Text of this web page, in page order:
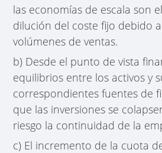
las economías de escala son
dilución del coste fijo debido
volúmenes de ventas.
b) Desde el punto de vista
equilibrios entre los activos y
correspondientes fuentes de
que las inversiones se
riesgo la continuidad de la
c) El incremento de la cuota